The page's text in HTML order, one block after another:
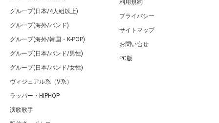
グループ(日本/4人組以上)
グループ(海外/バンド)
グループ(海外/韓国・K-POP)
グループ(日本/バンド/男性)
グループ(日本/バンド/女性)
ヴィジュアル系（V系）
ラッパー・HIPHOP
演歌歌手
利用規約
プライバシー
サイトマップ
お問い合せ
PC版